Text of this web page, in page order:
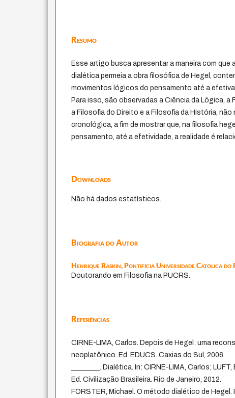
Resumo
Esse artigo busca apresentar a maneira com que
dialética permeia a obra filosófica de Hegel,
movimentos lógicos do pensamento até a
Para isso, são observadas a Ciência da Lógica, a
a Filosofia do Direito e a Filosofia da História, não
cronológica, a fim de mostrar que, na filosofia
pensamento, até a efetividade, a realidade é
Downloads
Não há dados estatísticos.
Biografia do Autor
Henrique Raskin,Pontifícia Universidade Católica do
Doutorando em Filosofia na PUCRS.
Referências
CIRNE-LIMA, Carlos. Depois de Hegel: uma
neoplatônico. Ed. EDUCS. Caxias do Sul, 2006.
________. Dialética. In: CIRNE-LIMA, Carlos;
Ed. Civilização Brasileira. Rio de Janeiro, 2012.
FORSTER, Michael. O método dialético de Hegel.